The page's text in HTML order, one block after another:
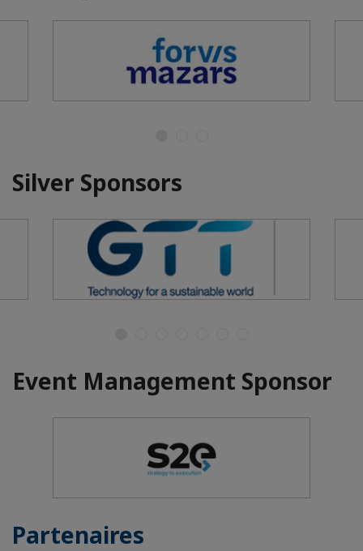
Silver Sponsors
Event Management Sponsor
Partenaires